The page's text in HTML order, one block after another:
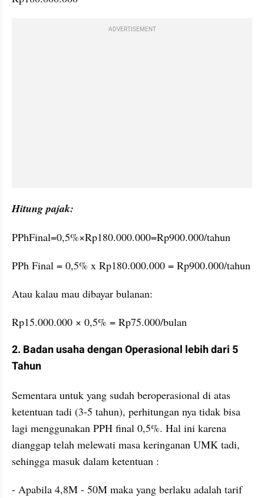
ADVERTISEMENT
Hitung pajak:
PPhFinal=0,5%×Rp180.000.000=Rp900.000/tahun
PPh Final = 0,5% x Rp180.000.000 = Rp900.000/tahun
Atau kalau mau dibayar bulanan:
Rp15.000.000 × 0,5% = Rp75.000/bulan
2. Badan usaha dengan Operasional lebih dari 5
Tahun
Sementara untuk yang sudah beroperasional di atas
ketentuan tadi (3-5 tahun), perhitungan nya tidak bisa
lagi menggunakan PPH final 0,5%. Hal ini karena
dianggap telah melewati masa keringanan UMK tadi,
sehingga masuk dalam ketentuan :
- Apabila 4,8M - 50M maka yang berlaku adalah tarif